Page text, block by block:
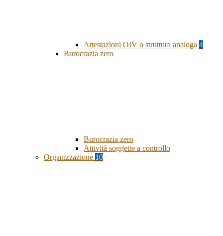
Attestazioni OIV o struttura analoga 4
Burocrazia zero
Burocrazia zero
Attività soggette a controllo
Organizzazione 10